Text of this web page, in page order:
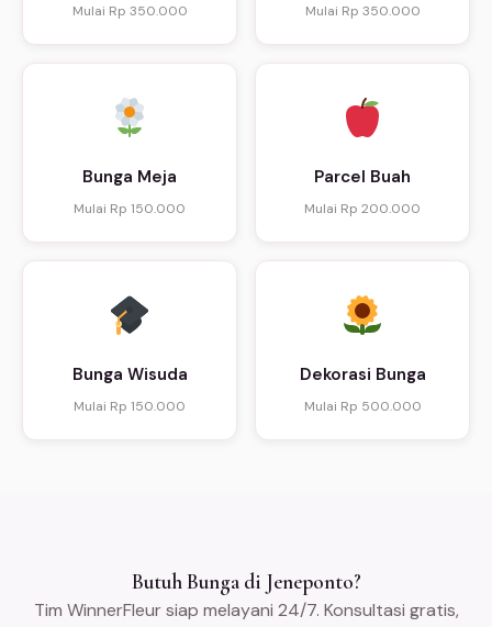
Mulai Rp 350.000 Mulai Rp 350.000
Bunga Meja
Mulai Rp 150.000
Parcel Buah
Mulai Rp 200.000
Bunga Wisuda
Mulai Rp 150.000
Dekorasi Bunga
Mulai Rp 500.000
Butuh Bunga di Jeneponto?
Tim WinnerFleur siap melayani 24/7. Konsultasi gratis,